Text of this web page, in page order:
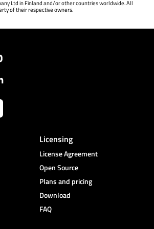
Ltd in Finland and/or other countries worldwide. All
of their respective owners.
Licensing
License Agreement
Open Source
Plans and pricing
Download
FAQ